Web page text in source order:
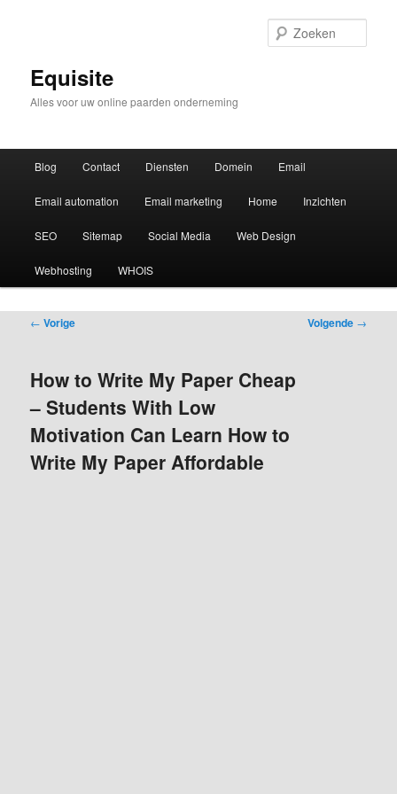
Equisite
Alles voor uw online paarden onderneming
Blog Contact Diensten Domein Email
Email automation Email marketing Home Inzichten
SEO Sitemap Social Media Web Design
Webhosting WHOIS
Bericht
← Vorige Volgende →
How to Write My Paper Cheap
– Students With Low
Motivation Can Learn How to
Write My Paper Affordable